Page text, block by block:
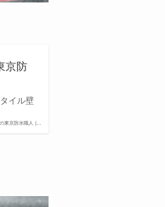
東京防水職人 |…
京防
イル壁